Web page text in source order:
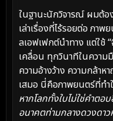
ในฐานะนักวิจารณ์ ผมต้
เล่าเรื่องที่ไร้รอยต่อ ภาพ
ลเอฟเฟกต์นำทาง แต่ใช้
เคลื่อน ทุกวินาทีในความ
ความอ้างว้าง ความกล้า
เสมอ นี่คือภาพยนตร์ที่ท
หากโลกทั้งใบไม่ใช่คำต
อนาคตท่ามกลางดวงดาว